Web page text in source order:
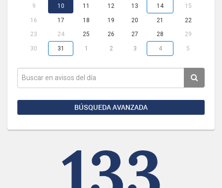
9 10 11 12 13 14 15
16 17 18 19 20 21
22
23
24 25 26 27 28 29
30 31 1 2 3 4 5
BÚSQUEDA AVANZADA